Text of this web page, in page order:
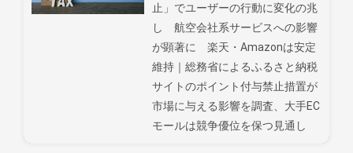
止」でユーザーの行動に変化の兆
し 航空会社系サービスへの影響
が顕著に 楽天・Amazonは安定
維持｜総務省によるふるさと納税
サイトのポイント付与禁止措置が
市場に与える影響を調査、大手EC
モールは競争優位を保つ見通し